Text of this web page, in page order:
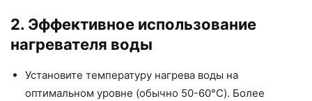
2. Эффективное использование
нагревателя воды
Установите температуру нагрева воды на
оптимальном уровне (обычно 50-60°C). Более